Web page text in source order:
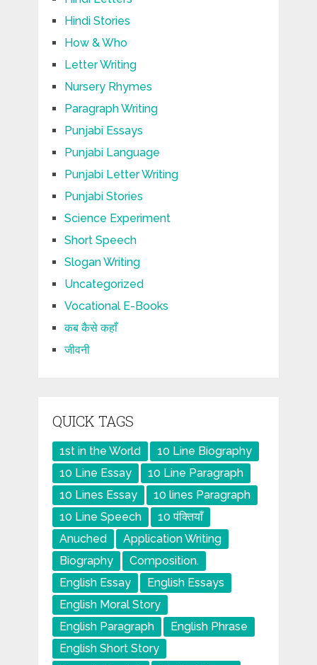
Hindi Stories
How & Who
Letter Writing
Nursery Rhymes
Paragraph Writing
Punjabi Essays
Punjabi Language
Punjabi Letter Writing
Punjabi Stories
Science Experiment
Short Speech
Slogan Writing
Uncategorized
Vocational E-Books
कब कैसे कहाँ
जीवनी
QUICK TAGS
1st in the World
10 Line Biography
10 Line Essay
10 Line Paragraph
10 Lines Essay
10 lines Paragraph
10 Line Speech
10 पंक्तियाँ
Anuched
Application Writing
Biography
Composition.
English Essay
English Essays
English Moral Story
English Paragraph
English Phrase
English Short Story